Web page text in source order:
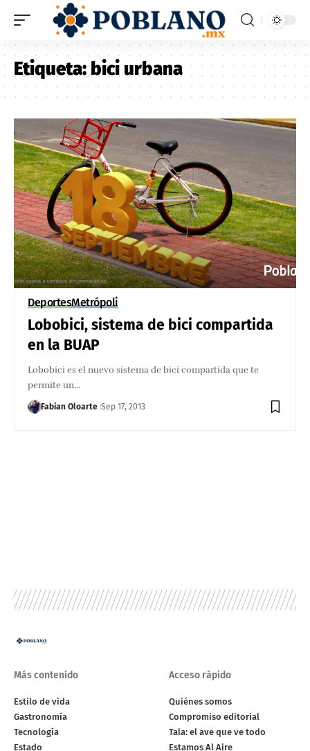
Etiqueta:bici urbana
DeportesMetrópoli
Lobobici, sistema de bici compartida
en la BUAP
Lobobici es el nuevo sistema de bici compartida que te
permite un…
Fabian Oloarte Sep 17, 2013
Más contenido
Estilo de vida
Gastronomía
Tecnología
Estado
Acceso rápido
Quiénes somos
Compromiso editorial
Tala: el ave que ve todo
Estamos Al Aire